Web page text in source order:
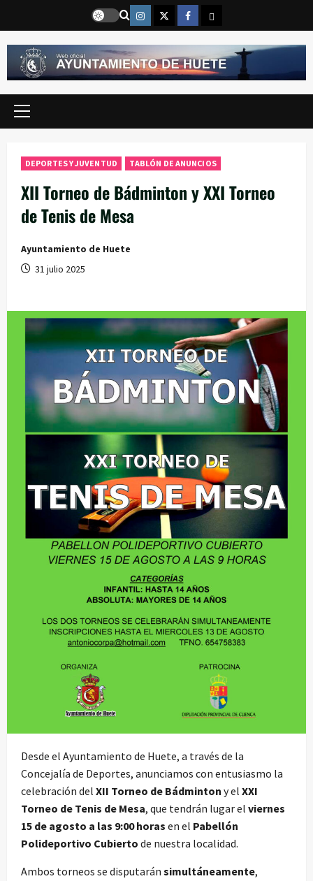
contenido
Instragram
TwitterFacebook
Email
Menú
DEPORTES Y JUVENTUD TABLÓN DE ANUNCIOS
XII Torneo de Bádminton y XXI Torneo
de Tenis de Mesa
Ayuntamiento de Huete
31 julio 2025
Desde el Ayuntamiento de Huete, a través de la
Concejalía de Deportes, anunciamos con entusiasmo la
celebración del XII Torneo de Bádminton y el XXI
Torneo de Tenis de Mesa, que tendrán lugar el viernes
15 de agosto a las 9:00 horas en el Pabellón
Polideportivo Cubierto de nuestra localidad.
Ambos torneos se disputarán simultáneamente,